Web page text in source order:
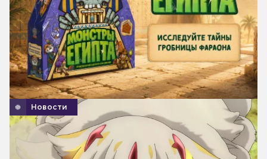
Новости